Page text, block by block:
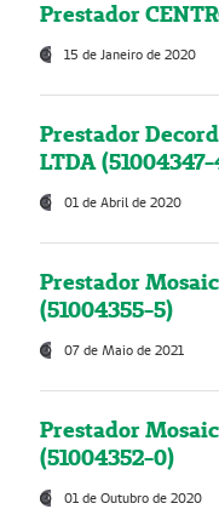
Prestador
15 de Janeiro de 2020
Prestador
LTDA
01 de Abril de 2020
Prestador
(51004355-5)
07 de Maio de 2021
Prestador
(51004352-0)
01 de Outubro de 2020